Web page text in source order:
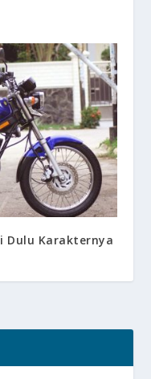
Dulu Karakternya